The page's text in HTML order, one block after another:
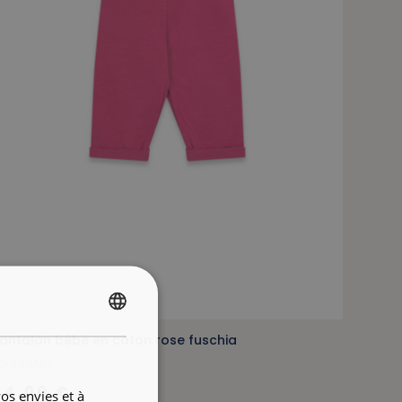
bébé en coton rose fuschia
€
envies et à